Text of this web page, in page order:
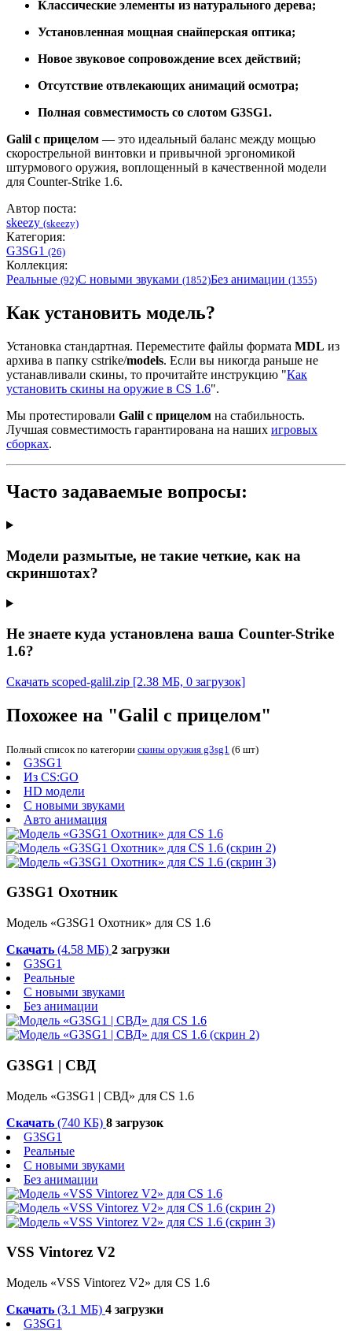
Классические элементы из натурального дерева;
Установленная мощная снайперская оптика;
Новое звуковое сопровождение всех действий;
Отсутствие отвлекающих анимаций осмотра;
Полная совместимость со слотом G3SG1.
Galil с прицелом — это идеальный баланс между мощью
скорострельной винтовки и привычной эргономикой
штурмового оружия, воплощенный в качественной модели
для Counter-Strike 1.6.
Автор поста:
skeezy (skeezy)
Категория:
G3SG1 (26)
Коллекция:
Реальные (92)С новыми звуками (1852)Без анимации (1355)
Как установить модель?
Установка стандартная. Переместите файлы формата MDL из
архива в папку cstrike/models. Если вы никогда раньше не
устанавливали скины, то прочитайте инструкцию "Как
установить скины на оружие в CS 1.6".
Мы протестировали Galil с прицелом на стабильность.
Лучшая совместимость гарантирована на наших игровых
сборках.
Часто задаваемые вопросы:
Модели размытые, не такие четкие, как на
скриншотах?
Не знаете куда установлена ваша Counter-Strike
1.6?
Скачать scoped-galil.zip [2.38 МБ, 0 загрузок]
Похожее на "Galil с прицелом"
Полный список по категории скины оружия g3sg1 (6 шт)
G3SG1
Из CS:GO
HD модели
С новыми звуками
Авто анимация
G3SG1 Охотник
Модель «G3SG1 Охотник» для CS 1.6
Скачать (4.58 МБ) 2 загрузки
G3SG1
Реальные
С новыми звуками
Без анимации
G3SG1 | СВД
Модель «G3SG1 | СВД» для CS 1.6
Скачать (740 КБ) 8 загрузок
G3SG1
Реальные
С новыми звуками
Без анимации
VSS Vintorez V2
Модель «VSS Vintorez V2» для CS 1.6
Скачать (3.1 МБ) 4 загрузки
G3SG1